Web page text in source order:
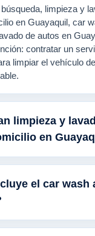
limpieza y
en Guayaquil, car
de autos en
contratar un
limpiar el vehículo
limpieza y
en
el car wash